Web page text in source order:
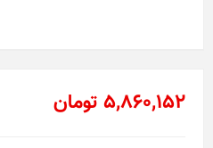
5,860,152 تومان